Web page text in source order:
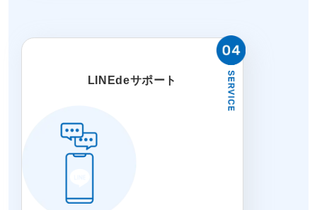
LINEdeサポート